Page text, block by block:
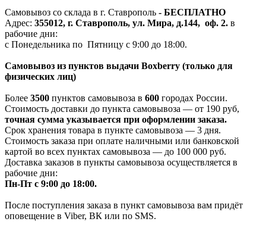
Самовывоз со склада в г. Ставрополь - БЕСПЛАТНО
Адрес: 355012, г. Ставрополь, ул. Мира, д.144, оф. 2. в
рабочие дни:
с Понедельника по Пятницу с 9:00 до 18:00.
Самовывоз из пунктов выдачи Boxberry (только для
физических лиц)
Более 3500 пунктов самовывоза в 600 городах России.
Стоимость доставки до пункта самовывоза — от 190 руб,
точная сумма указывается при оформлении заказа.
Срок хранения товара в пункте самовывоза — 3 дня.
Стоимость заказа при оплате наличными или банковской
картой во всех пунктах самовывоза — до 100 000 руб.
Доставка заказов в пункты самовывоза осуществляется в
рабочие дни:
Пн-Пт с 9:00 до 18:00.
После поступления заказа в пункт самовывоза вам придёт
оповещение в Viber, ВК или по SMS.